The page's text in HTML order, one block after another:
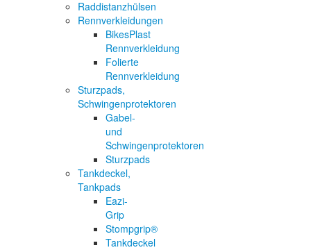
Raddistanzhülsen
Rennverkleidungen
BikesPlast
Rennverkleidung
Folierte
Rennverkleidung
Sturzpads,
Schwingenprotektoren
Gabel-
und
Schwingenprotektoren
Sturzpads
Tankdeckel,
Tankpads
Eazi-
Grip
Stompgrip®
Tankdeckel